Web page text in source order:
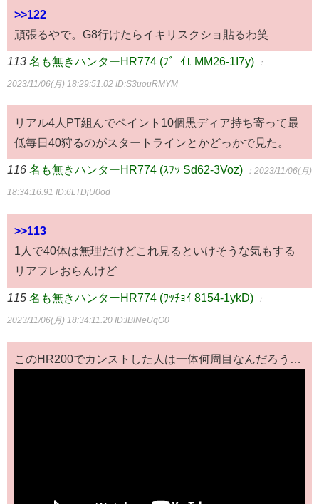
>>122
頑張るやで。G8行けたらイキリスクショ貼るわ笑
113 名も無きハンターHR774 (ﾌﾞｰｲﾓ MM26-1I7y) ：
2023/11/06(月) 18:29:51.02 ID:S3uouRMYM
リアル4人PT組んでペイント10個黒ディア持ち寄って最
低毎日40狩るのがスタートラインとかどっかで見た。
116 名も無きハンターHR774 (ｽﾌｯ Sd62-3Voz) ：2023/11/06(月)
18:34:16.91 ID:6LTDjU0od
>>113
1人で40体は無理だけどこれ見るといけそうな気もする
リアフレおらんけど
115 名も無きハンターHR774 (ﾜｯﾁｮｲ 8154-1ykD) ：
2023/11/06(月) 18:34:11.20 ID:lBlNeUqO0
このHR200でカンストした人は一体何周目なんだろう…